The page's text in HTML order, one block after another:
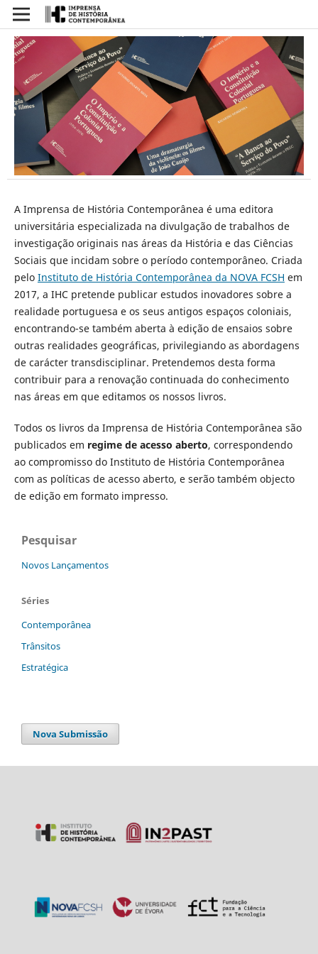
A Imprensa de História Contemporânea é uma editora
universitária especializada na divulgação de trabalhos de
investigação originais nas áreas da História e das Ciências
Sociais que incidam sobre o período contemporâneo. Criada
pelo Instituto de História Contemporânea da NOVA FCSH em
2017, a IHC pretende publicar estudos inovadores sobre a
realidade portuguesa e os seus antigos espaços coloniais,
encontrando-se também aberta à edição de ensaios sobre
outras realidades geográficas, privilegiando as abordagens
de carácter transdisciplinar. Pretendemos desta forma
contribuir para a renovação continuada do conhecimento
nas áreas em que editamos os nossos livros.
Todos os livros da Imprensa de História Contemporânea são
publicados em regime de acesso aberto, correspondendo
ao compromisso do Instituto de História Contemporânea
com as políticas de acesso aberto, e serão também objecto
de edição em formato impresso.
Pesquisar
Novos Lançamentos
Séries
Contemporânea
Trânsitos
Estratégica
Nova Submissão